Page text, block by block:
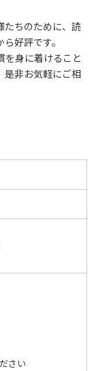
たちのために、読
好評です。
を身に着けること
是非お気軽にご相
さい